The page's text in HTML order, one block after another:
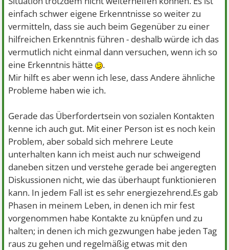
einfach schwer eigene Erkenntnisse so weiter zu
vermitteln, dass sie auch beim Gegenüber zu einer
hilfreichen Erkenntnis führen - deshalb würde ich das
vermutlich nicht einmal dann versuchen, wenn ich so
eine Erkenntnis hätte
.
Mir hilft es aber wenn ich lese, dass Andere ähnliche
Probleme haben wie ich.
Gerade das Überfordertsein von sozialen Kontakten
kenne ich auch gut. Mit einer Person ist es noch kein
Problem, aber sobald sich mehrere Leute
unterhalten kann ich meist auch nur schweigend
daneben sitzen und verstehe gerade bei angeregten
Diskussionen nicht, wie das überhaupt funktionieren
kann. In jedem Fall ist es sehr energiezehrend.Es gab
Phasen in meinem Leben, in denen ich mir fest
vorgenommen habe Kontakte zu knüpfen und zu
halten; in denen ich mich gezwungen habe jeden Tag
raus zu gehen und regelmäßig etwas mit den